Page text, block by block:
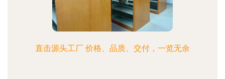
直击源头工厂 价格、品质、交付，一览无余